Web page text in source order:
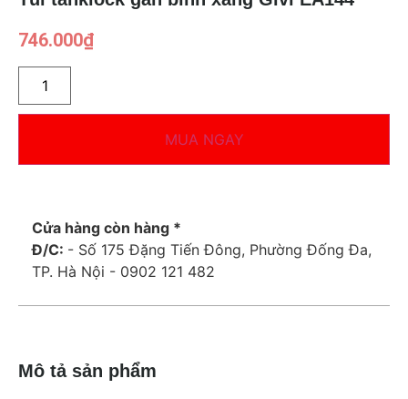
746.000₫
MUA NGAY
Cửa hàng còn hàng *
Đ/C: - Số 175 Đặng Tiến Đông, Phường Đống Đa,
TP. Hà Nội - 0902 121 482
Mô tả sản phẩm